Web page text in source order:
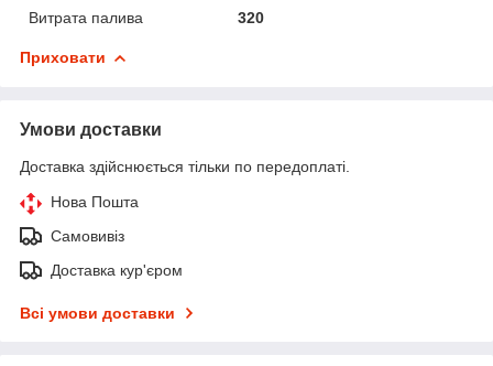
Витрата палива
320
Приховати
Умови доставки
Доставка здійснюється тільки по передоплаті.
Нова Пошта
Самовивіз
Доставка кур'єром
Всі умови доставки